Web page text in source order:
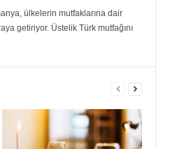
ülkelerin mutfaklarına dair
getiriyor. Üstelik Türk mutfağını